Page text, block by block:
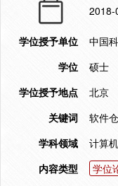
2018-
学位授予单位
中国
学位
硕士
学位授予地点
北京
关键词
软件
学科领域
计算
内容类型
学位